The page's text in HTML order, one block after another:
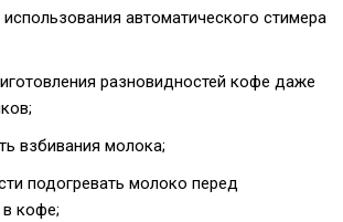
автоматического стимера
разновидностей кофе даже
взбивания молока;
подогревать молоко перед
кофе;